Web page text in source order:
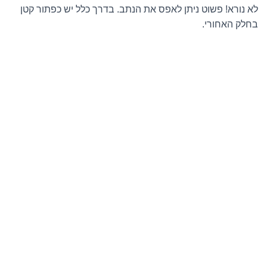
לא נורא! פשוט ניתן לאפס את הנתב. בדרך כלל יש כפתור קטן
בחלק האחורי.